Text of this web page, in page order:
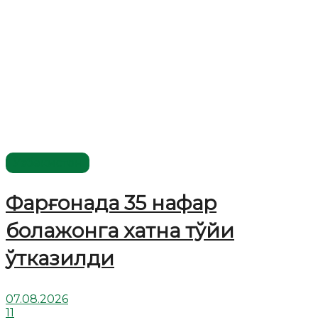
Фарғонада 35 нафар
болажонга хатна тўйи
ўтказилди
07.08.2026
11